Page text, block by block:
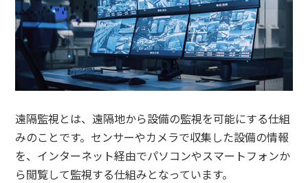
遠隔監視とは、遠隔地から設備の監視を可能にする仕組
みのことです。センサーやカメラで収集した設備の情報
を、インターネット経由でパソコンやスマートフォンか
ら閲覧して監視する仕組みとなっています。